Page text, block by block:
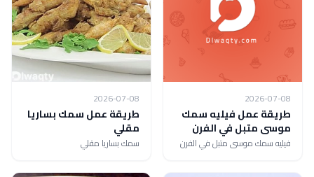
2026-07-08
طريقة عمل فيليه سمك
موسى متبل في الفرن
فيليه سمك موسى متبل في الفرن
2026-07-08
طريقة عمل سمك بساريا
مقلي
سمك بساريا مقلي